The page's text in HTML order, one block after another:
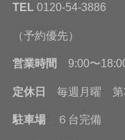
TEL 0120-54-3886
（予約優先）
営業時間 9:00〜
定休日 毎週月曜 第
駐車場 ６台完備